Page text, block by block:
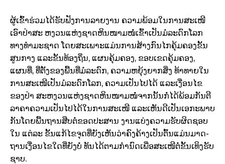
ຜູ້​ເຂົ້າ​ຮ່ວມ​ໄດ້​ຮັບ​ຟັງ​ການ​ລາຍ​ງານ ຄວາມ​ພ້ອມ​ໃນ​ການ​ສະ­ເໜີ​
ເອົາ​ປ່າ​ສະ ຫງວນ​ແຫ່ງ​ຊາດ​ຫິນ​ໜາມ​ໜໍ່​ເຂົ້າ​ເປັນ​ມໍລະ​ດົກ​ໂລກ​
ທາງ​ທຳ​ມະ​ຊາດ ໂດຍ​ສະເພາະ​ແມ່ນ​ການ​ສ້າງ​ກົນ​ໄກ​ຄຸ້ມ​ຄອງ​ຂັ້ນ
ສູນ​ກາງ ແລະ​ຂັ້ນ​ທ້ອງ­ຖິ່ນ, ແຜນ​ຄຸ້ມຄອງ, ຂອບ​ເຂດ​ຄຸ້ມ​ຄອງ,
ແຜນ­ທີ່, ທີ່​ຕັ້ງຂອງ​ພື້ນ​ທີ່​ມໍ­ລະ­ດົກ, ຄວາມ​ຫຍຸ້ງ­ຍາກ​ສິ່ງ ທ້າ​ທາຍ​ໃນ​
ການ​ສະ­ເໜີ​ເປັນ​ມໍ­ລະ­ດົກ​ໂລກ, ຄວາມ​ເປັນ​ໄປ​ໄດ້ ແລະ​ເງື່ອນ­ໄຂ​
ຂອງ​ປ່າ ສະ­ຫງວນ​ແຫ່ງ​ຊາດ​ຫິນ​ໜາມ​ໜໍ່​ຈາກ​ນັ້ນກໍ່​ໄດ້​ພ້ອມ​ກັນ​ຕີ​
ລາ­ຄາ​ຄວາມ​ເປັນ​ໄປ​ໄດ້ໃນ​ການ​ສະ­ເໜີ ແລະ​ເຫັນ​ດີ​ເປັນ​ເອ­ກະພາບ​
ກັນ​ໂດຍ​ພື້ນ­ຖານ​ສືບ­ຕໍ່​ຂອດ​ປະ­ສານ ງານ​ແບ່ງ​ຄວາມ​ຮັບ­ຜິດ­ຊອບ​
ໃນ ແຕ່​ລະ ຂັ້ນ​ແກ້​ໄຂ​ຈຸດ​ທີ່​ຍັງ​ເຫັນ​ວ່າ​ຄົງ​ຄ້າງ​ເປັນ­ຕົ້ນ​ແມ່ນ​ມາດ­
ຖານ​ເງື່ອນ­ໄຂ​ໃດ​ທີ່​ຍັງ​ບໍ່ ທັນ​ໄດ້​ຕາມ​ກຳ­ນົດ​ເພື່ອ​ສະ­ເໜີ​ຕໍ່​ຂັ້ນ​ເທິງ​ຮັບ​
ຊາບ.